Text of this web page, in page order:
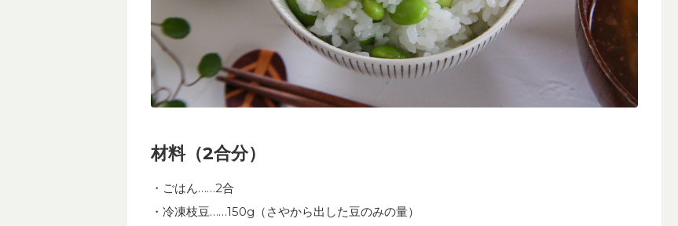
材料（2合分）
・ごはん……2合
・冷凍枝豆……150g（さやから出した豆のみの量）